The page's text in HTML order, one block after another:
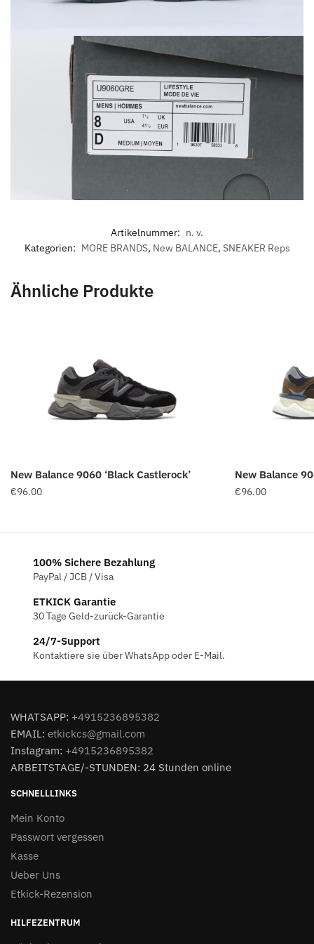
Artikelnummer: n. v.
Kategorien: MORE BRANDS, New BALANCE, SNEAKER Reps
Ähnliche Produkte
New Balance 9060 ‘Black Castlerock’
€96.00
New Balance
€96.00
100% Sichere Bezahlung
PayPal / JCB / Visa
ETKICK Garantie
30 Tage Geld-zurück-Garantie
24/7-Support
Kontaktiere sie über WhatsApp oder E-Mail.
WHATSAPP: +4915236895382
EMAIL: etkickcs@gmail.com
Instagram: +4915236895382
ARBEITSTAGE/-STUNDEN: 24 Stunden online
SCHNELLLINKS
Mein Konto
Passwort vergessen
Kasse
Ueber Uns
Etkick-Rezension
HILFEZENTRUM